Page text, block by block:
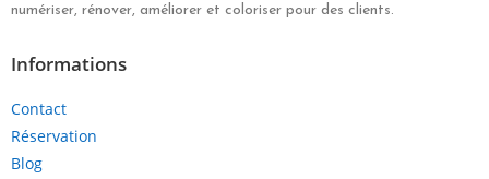
numériser, rénover, améliorer et coloriser pour des clients.
Informations
Contact
Réservation
Blog